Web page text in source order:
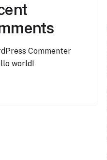
Commenter
world!